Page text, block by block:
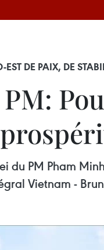
DE PAIX, DE
du PM Pham
Vietnam -